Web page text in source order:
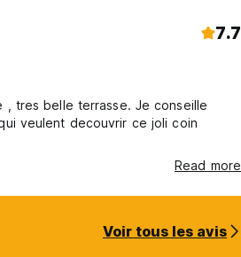
7.7
tres belle terrasse. Je conseille
veulent decouvrir ce joli coin
Read more
Voir tous les avis